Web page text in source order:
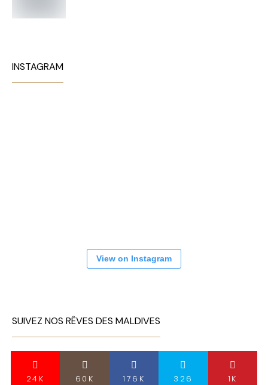
INSTAGRAM
View on Instagram
SUIVEZ NOS RÊVES DES MALDIVES
24K 60K 176K 326 1K